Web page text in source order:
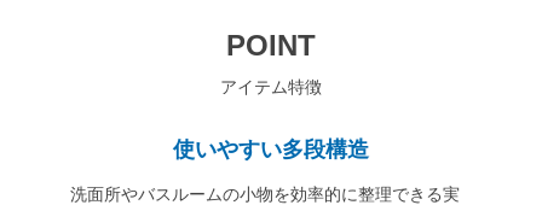
POINT
アイテム特徴
使いやすい多段構造
洗面所やバスルームの小物を効率的に整理できる実